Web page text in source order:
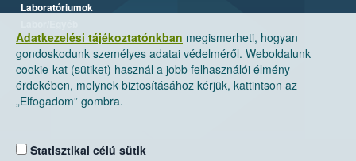
Adatkezelési tájékoztatónkban megismerheti, hogyan
gondoskodunk személyes adatai védelméről. Weboldalunk
cookie-kat (sütiket) használ a jobb felhasználói élmény
érdekében, melynek biztosításához kérjük, kattintson az
„Elfogadom” gombra.
Statisztikai célú sütik
Laboratóriumok